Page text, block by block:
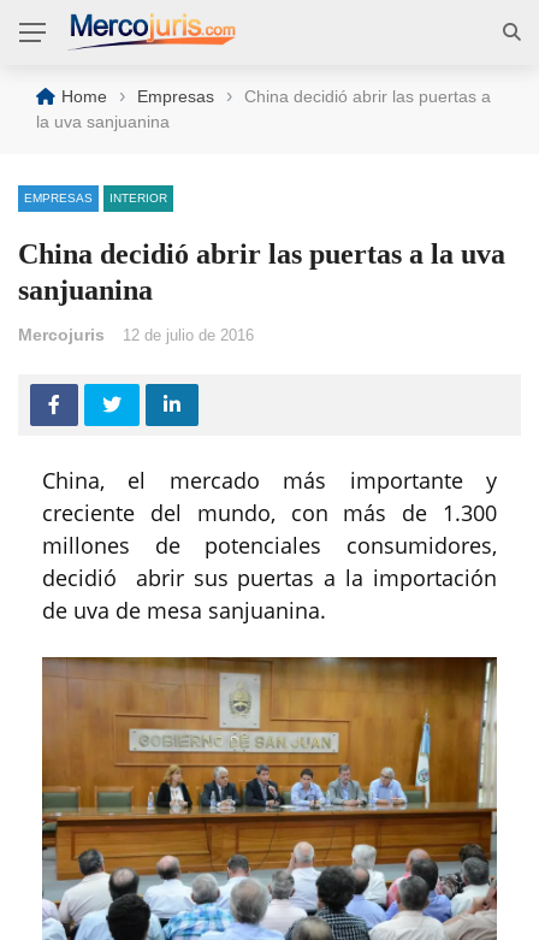
Home › Empresas ›
China decidió abrir las puertas a
la uva sanjuanina
EMPRESAS INTERIOR
China decidió abrir las puertas a la uva
sanjuanina
Mercojuris 12 de julio de 2016
China, el mercado más importante y
creciente del mundo, con más de 1.300
millones de potenciales consumidores,
decidió abrir sus puertas a la importación
de uva de mesa sanjuanina.